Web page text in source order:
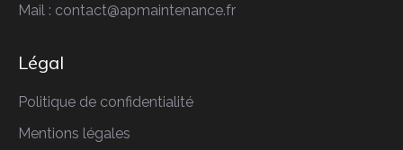
Mail : contact@apmaintenance.fr
Légal
Politique de confidentialité
Mentions légales